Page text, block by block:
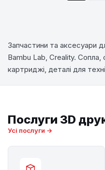
Запчастини та аксесуари
Bambu Lab, Creality. Сопла,
картриджі, деталі для
Послуги 3D
Усі послуги →